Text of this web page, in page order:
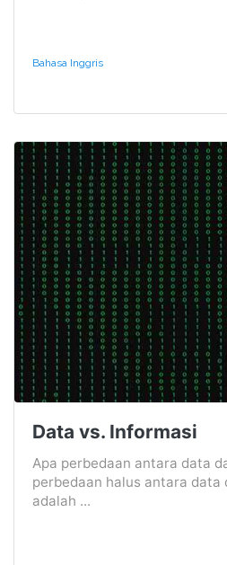
Bahasa Inggris
Data vs. Informasi
Apa perbedaan antara data
perbedaan halus antara data
adalah ...